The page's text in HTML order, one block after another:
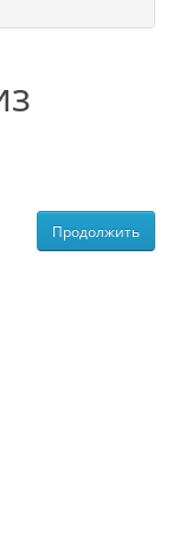
Продолжить